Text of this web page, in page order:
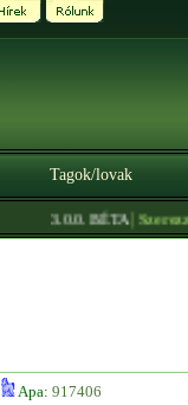
Tagok/lovak
3.0.0. BÉTA|Szerezz
Apa: 917406